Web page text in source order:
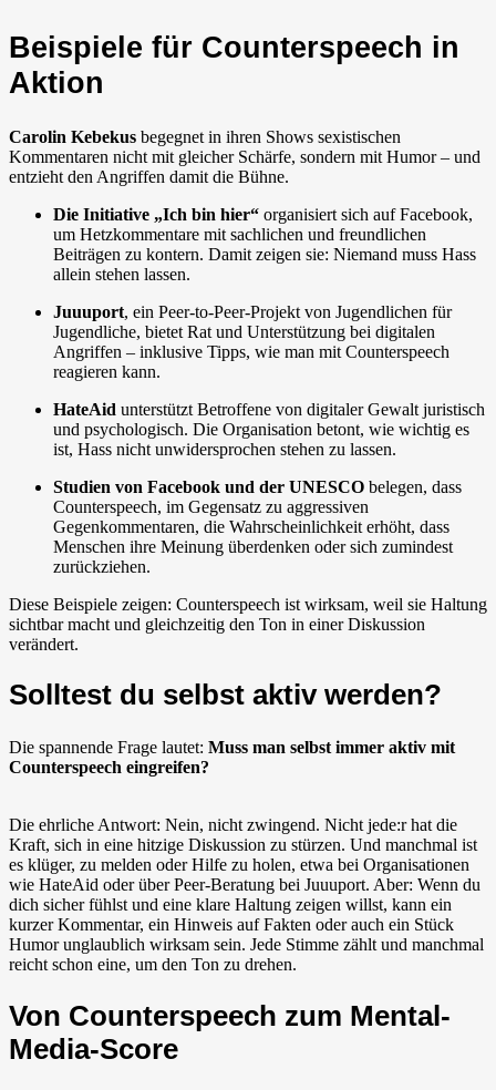
Beispiele für Counterspeech in
Aktion
Carolin Kebekus begegnet in ihren Shows sexistischen
Kommentaren nicht mit gleicher Schärfe, sondern mit Humor – und
entzieht den Angriffen damit die Bühne.
Die Initiative „Ich bin hier“ organisiert sich auf Facebook,
um Hetzkommentare mit sachlichen und freundlichen
Beiträgen zu kontern. Damit zeigen sie: Niemand muss Hass
allein stehen lassen.
Juuuport, ein Peer-to-Peer-Projekt von Jugendlichen für
Jugendliche, bietet Rat und Unterstützung bei digitalen
Angriffen – inklusive Tipps, wie man mit Counterspeech
reagieren kann.
HateAid unterstützt Betroffene von digitaler Gewalt juristisch
und psychologisch. Die Organisation betont, wie wichtig es
ist, Hass nicht unwidersprochen stehen zu lassen.
Studien von Facebook und der UNESCO belegen, dass
Counterspeech, im Gegensatz zu aggressiven
Gegenkommentaren, die Wahrscheinlichkeit erhöht, dass
Menschen ihre Meinung überdenken oder sich zumindest
zurückziehen.
Diese Beispiele zeigen: Counterspeech ist wirksam, weil sie Haltung
sichtbar macht und gleichzeitig den Ton in einer Diskussion
verändert.
Solltest du selbst aktiv werden?
Die spannende Frage lautet: Muss man selbst immer aktiv mit
Counterspeech eingreifen?
Die ehrliche Antwort: Nein, nicht zwingend. Nicht jede:r hat die
Kraft, sich in eine hitzige Diskussion zu stürzen. Und manchmal ist
es klüger, zu melden oder Hilfe zu holen, etwa bei Organisationen
wie HateAid oder über Peer-Beratung bei Juuuport. Aber: Wenn du
dich sicher fühlst und eine klare Haltung zeigen willst, kann ein
kurzer Kommentar, ein Hinweis auf Fakten oder auch ein Stück
Humor unglaublich wirksam sein. Jede Stimme zählt und manchmal
reicht schon eine, um den Ton zu drehen.
Von Counterspeech zum Mental-
Media-Score